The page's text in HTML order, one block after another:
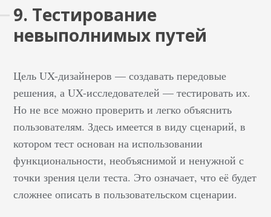
незаменимый этап
оптимизации
рекламной кампании.
показать, насколько
эффективно
объявление. Уделяя
тестированию
неделю, можно:
релевантность и
кликабельность
9. Тестирование
невыполнимых путей
Цель UX-дизайнеров — создавать передовые
решения, а UX-исследователей — тестировать их.
Но не все можно проверить и легко объяснить
пользователям. Здесь имеется в виду сценарий, в
котором тест основан на использовании
функциональности, необъяснимой и ненужной с
точки зрения цели теста. Это означает, что её будет
сложнее описать в пользовательском сценарии.